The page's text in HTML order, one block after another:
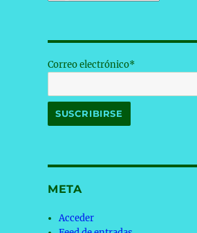
Correo electrónico*
META
Acceder